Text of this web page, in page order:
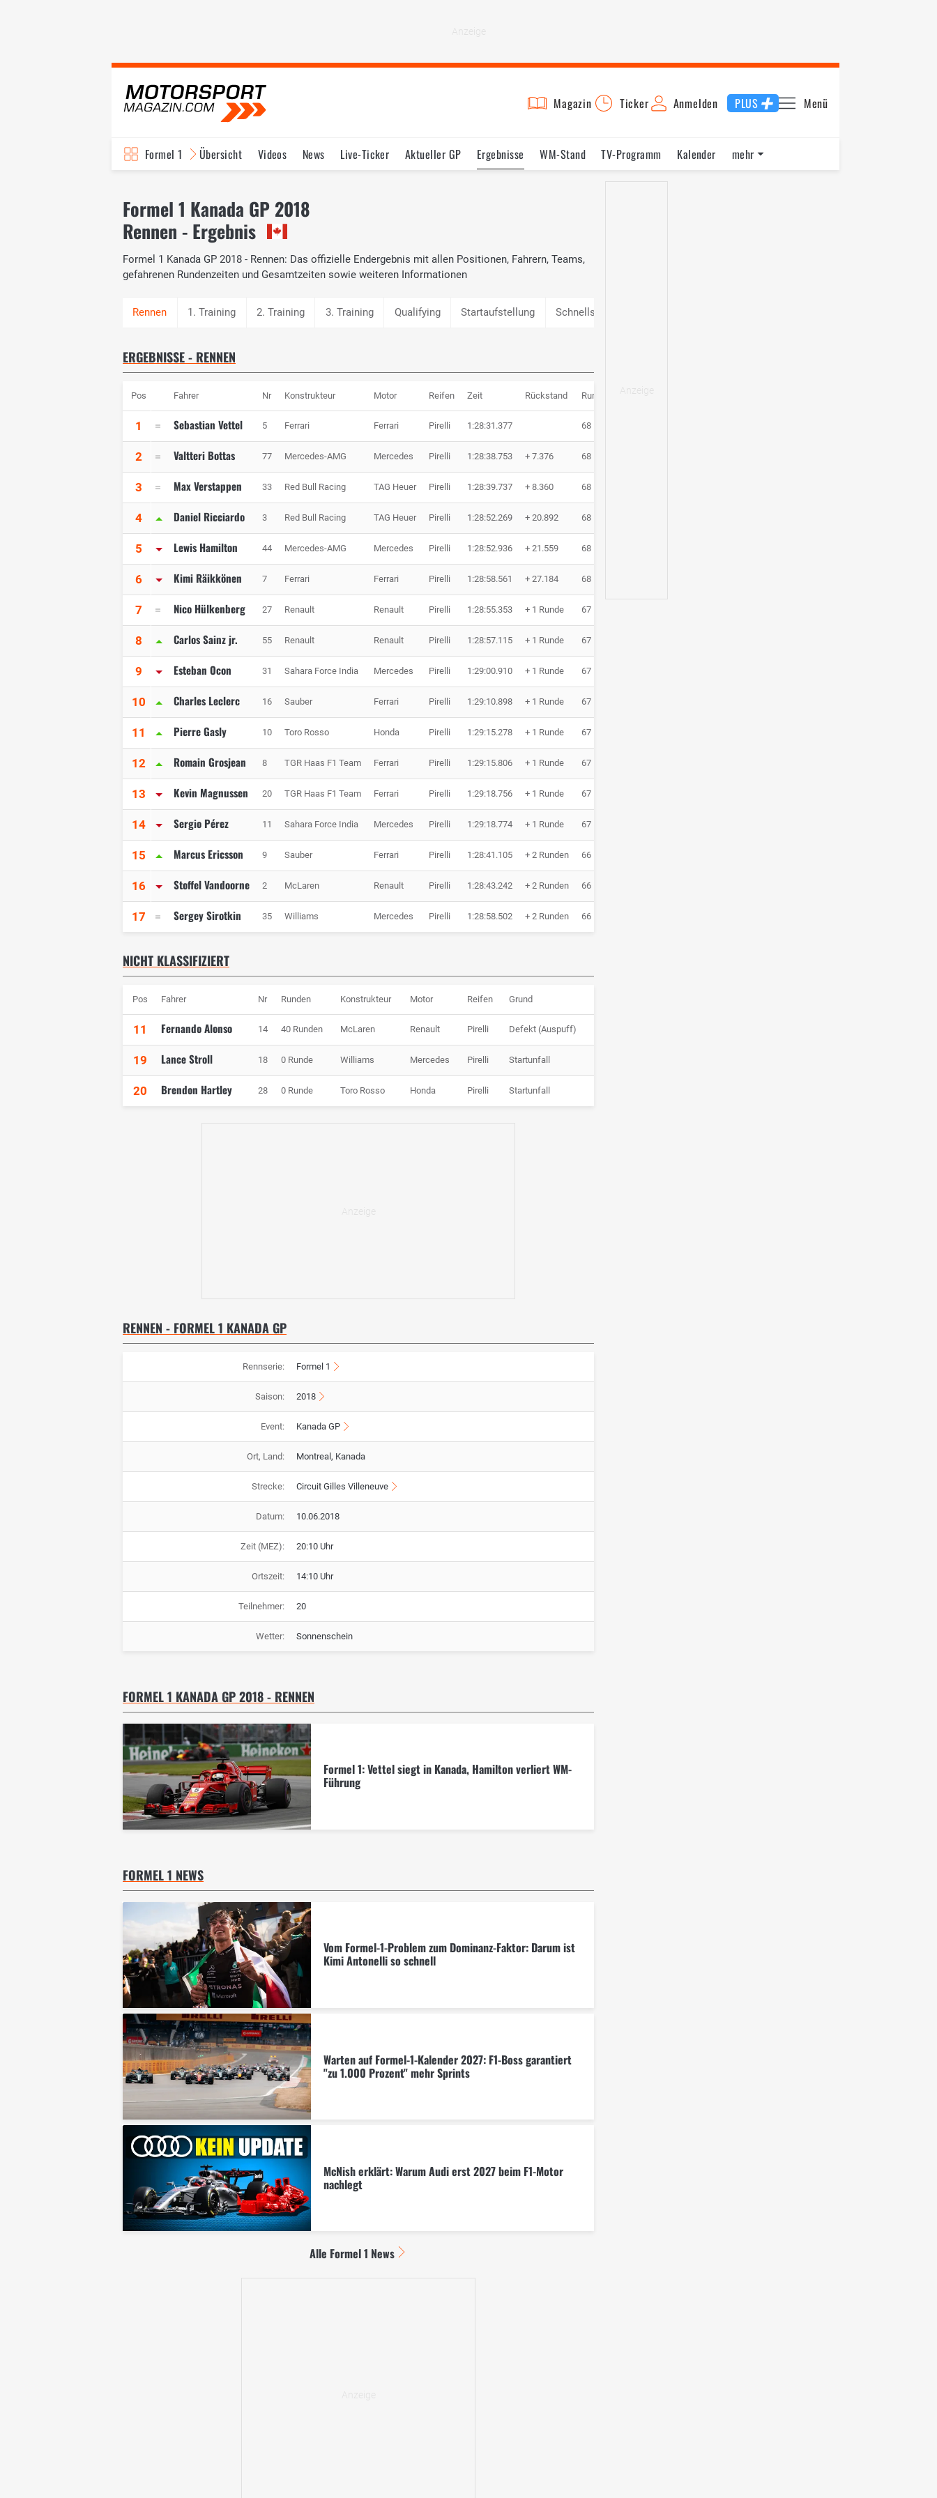
Magazin Ticker Anmelden PLUS Menü
Formel 1 Übersicht Videos News Live-Ticker Aktueller GP Ergebnisse WM-Stand TV-Programm
Kalender
mehr
Formel 1 Kanada GP 2018
Rennen - Ergebnis
Formel 1 Kanada GP 2018 - Rennen: Das offizielle Endergebnis mit allen Positionen, Fahrern, Teams,
gefahrenen Rundenzeiten und Gesamtzeiten sowie weiteren Informationen
1. Training 2. Training 3. Training Qualifying Startaufstellung Schnellste Runde
ERGEBNISSE - RENNEN
Pos Fahrer Nr Konstrukteur Motor Reifen Zeit Rückstand Runden
1 Sebastian Vettel 5 Ferrari Ferrari Pirelli 1:28:31.377 68 Runden
2 Valtteri Bottas 77 Mercedes-AMG Mercedes Pirelli 1:28:38.753 + 7.376 68 Runden
3 Max Verstappen 33 Red Bull Racing TAG Heuer Pirelli 1:28:39.737 + 8.360 68 Runden
4 Daniel Ricciardo 3 Red Bull Racing TAG Heuer Pirelli 1:28:52.269 + 20.892 68 Runden
5 Lewis Hamilton 44 Mercedes-AMG Mercedes Pirelli 1:28:52.936 + 21.559 68 Runden
6 Kimi Räikkönen 7 Ferrari Ferrari Pirelli 1:28:58.561 + 27.184 68 Runden
7 Nico Hülkenberg 27 Renault Renault Pirelli 1:28:55.353 + 1 Runde 67 Runden
8 Carlos Sainz jr. 55 Renault Renault Pirelli 1:28:57.115 + 1 Runde 67 Runden
9 Esteban Ocon 31 Sahara Force India Mercedes Pirelli 1:29:00.910 + 1 Runde 67 Runden
10 Charles Leclerc 16 Sauber Ferrari Pirelli 1:29:10.898 + 1 Runde 67 Runden
11 Pierre Gasly 10 Toro Rosso Honda Pirelli 1:29:15.278 + 1 Runde 67 Runden
12 Romain Grosjean 8 TGR Haas F1 Team Ferrari Pirelli 1:29:15.806 + 1 Runde 67 Runden
13 Kevin Magnussen 20 TGR Haas F1 Team Ferrari Pirelli 1:29:18.756 + 1 Runde 67 Runden
14 Sergio Pérez 11 Sahara Force India Mercedes Pirelli 1:29:18.774 + 1 Runde 67 Runden
15 Marcus Ericsson 9 Sauber Ferrari Pirelli 1:28:41.105 + 2 Runden 66 Runden
16 Stoffel Vandoorne 2 McLaren Renault Pirelli 1:28:43.242 + 2 Runden 66 Runden
17 Sergey Sirotkin 35 Williams Mercedes Pirelli 1:28:58.502 + 2 Runden 66 Runden
NICHT KLASSIFIZIERT
Pos Fahrer Nr Runden Konstrukteur Motor Reifen Grund
11 Fernando Alonso 14 40 Runden McLaren Renault Pirelli Defekt (Auspuff)
19 Lance Stroll 18 0 Runde Williams Mercedes Pirelli Startunfall
20 Brendon Hartley 28 0 Runde Toro Rosso Honda Pirelli Startunfall
RENNEN - FORMEL 1 KANADA GP
Rennserie: Formel 1
Saison: 2018
Event: Kanada GP
Ort, Land: Montreal, Kanada
Strecke: Circuit Gilles Villeneuve
Datum: 10.06.2018
Zeit (MEZ): 20:10 Uhr
Ortszeit: 14:10 Uhr
Teilnehmer: 20
Wetter: Sonnenschein
FORMEL 1 KANADA GP 2018 - RENNEN
Formel 1: Vettel siegt in Kanada, Hamilton verliert WM-
Führung
FORMEL 1 NEWS
Vom Formel-1-Problem zum Dominanz-Faktor: Darum ist
Kimi Antonelli so schnell
Warten auf Formel-1-Kalender 2027: F1-Boss garantiert
"zu 1.000 Prozent" mehr Sprints
McNish erklärt: Warum Audi erst 2027 beim F1-Motor
nachlegt
Alle Formel 1 News